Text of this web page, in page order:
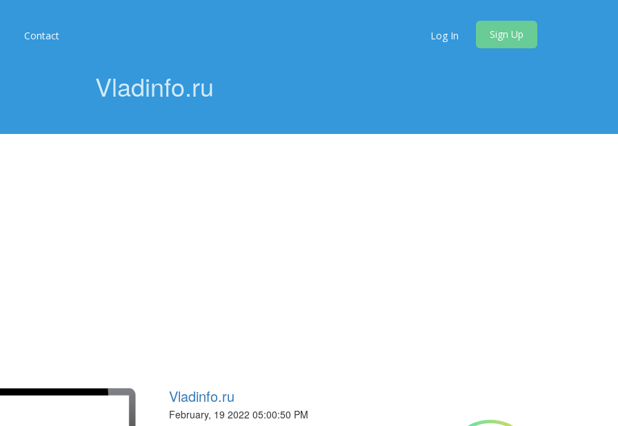
Contact Log In Sign Up
Vladinfo.ru
Vladinfo.ru
February, 19 2022 05:00:50 PM